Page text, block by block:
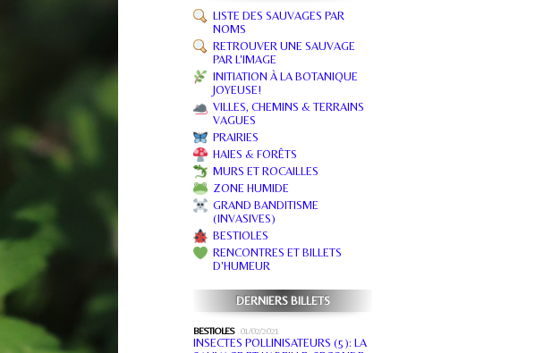
LISTE DES SAUVAGES PAR
NOMS
RETROUVER UNE SAUVAGE
PAR L'IMAGE
INITIATION À LA BOTANIQUE
JOYEUSE!
VILLES, CHEMINS & TERRAINS
VAGUES
PRAIRIES
HAIES & FORÊTS
MURS ET ROCAILLES
ZONE HUMIDE
GRAND BANDITISME
(INVASIVES)
BESTIOLES
RENCONTRES ET BILLETS
D'HUMEUR
DERNIERS BILLETS
BESTIOLES01/02/2021
INSECTES POLLINISATEURS (5): LA